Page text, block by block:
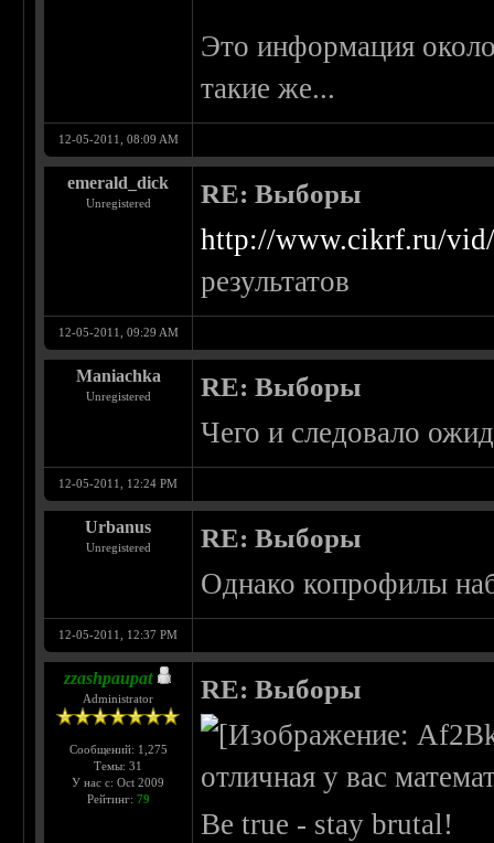
Это информация
такие же...
12-05-2011, 08:09 AM
emerald_dick
Unregistered RE: Выборы
http://www.cikrf.ru/
результатов
12-05-2011, 09:29 AM
Maniachka
Unregistered RE: Выборы
Чего и следовало
12-05-2011, 12:24 PM
Urbanus
Unregistered RE: Выборы
Однако копрофилы
12-05-2011, 12:37 PM
zzashpaupat
Administrator
Сообщений: 1,275
Темы: 31
У нас с: Oct 2009
Рейтинг: 79
RE: Выборы
отличная у вас
Be true - stay brutal!